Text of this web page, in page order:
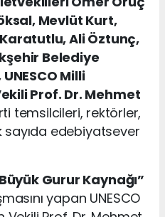
Mevlüt Kurt,
Ali Öztunç,
Belediye
Milli
Prof. Dr. Mehmet
temsilcileri, rektörler,
edebiyatsever
Gurur Kaynağı”
yapan UNESCO